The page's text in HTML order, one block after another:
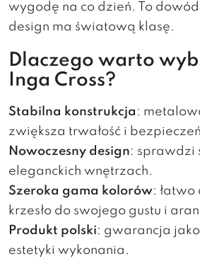
wygodę na co dzień. To
design ma światową klasę.
Dlaczego warto
Inga Cross?
Stabilna konstrukcja :
zwiększa trwałość i
Nowoczesny design: sprawdzi
eleganckich wnętrzach.
Szeroka gama kolorów: łatwo
krzesło do swojego gustu i
Produkt polski: gwarancja
estetyki wykonania.